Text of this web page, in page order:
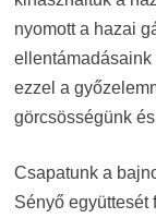
nyomott a hazai
ezzel a
görcsösségünk
Csapatunk a
Sényő együttesét